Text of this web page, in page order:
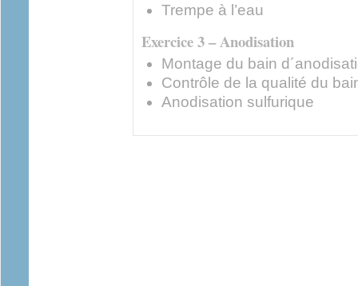
Trempe à l’eau
Exercice 3 – Anodisation
Montage du bain
Contrôle de la qualité du
Anodisation sulfurique